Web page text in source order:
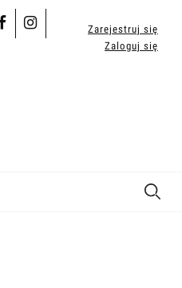
Zarejestruj się
Zaloguj się